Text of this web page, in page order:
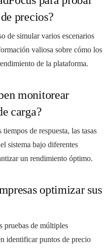
precios?
de simular varios escenarios
valiosa sobre cómo los
de la plataforma.
monitorear
carga?
de respuesta, las tasas
sistema bajo diferentes
un rendimiento óptimo.
optimizar sus
pruebas de múltiples
identificar puntos de precio